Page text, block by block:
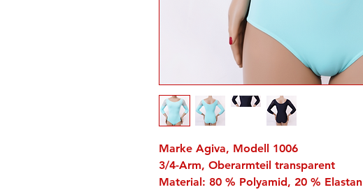
Marke Agiva, Modell 1006
3/4-Arm, Oberarmteil transparent
Material: 80 % Polyamid, 20 % Elastan